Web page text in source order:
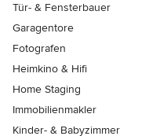
Tür- & Fensterbauer
Garagentore
Fotografen
Heimkino & Hifi
Home Staging
Immobilienmakler
Kinder- & Babyzimmer